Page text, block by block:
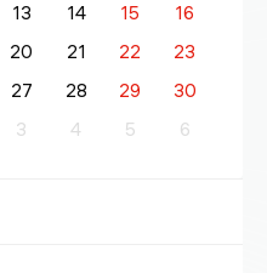
13 14 15
16
20 21 22
23
27 28 29
30
3 4 5 6